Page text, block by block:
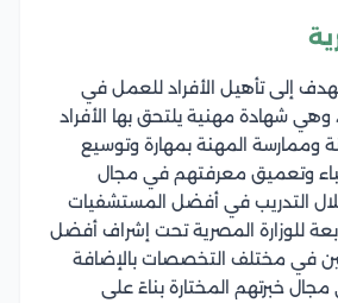
إلى تأهيل الأفراد للعمل في
وهي شهادة مهنية يلتحق بها الأفراد
وممارسة المهنة بمهارة وتوسيع
وتعميق معرفتهم في مجال
التدريب في أفضل المستشفيات
للوزارة المصرية تحت إشراف أفضل
في مختلف التخصصات بالإضافة
خبرتهم المختارة بناءً على